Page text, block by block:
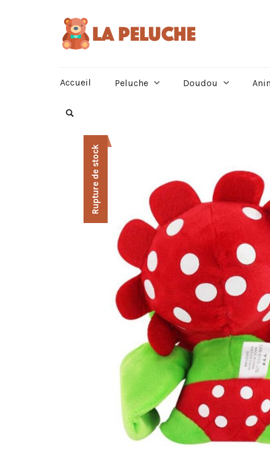
Accueil Peluche Doudou
Rupture de stock